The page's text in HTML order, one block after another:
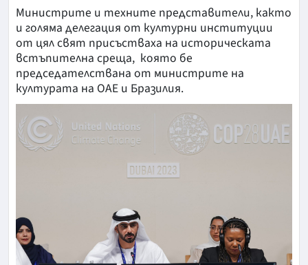
Министрите и техните представители, както
и голяма делегация от културни институции
от цял свят присъстваха на историческата
встъпителна среща, която бе
председателствана от министрите на
културата на ОАЕ и Бразилия.